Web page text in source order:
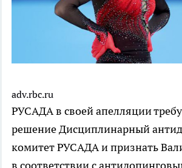
adv.rbc.ru
РУСАДА в своей апелляции
решение Дисциплинарный
комитет РУСАДА и признать
в соответствии с